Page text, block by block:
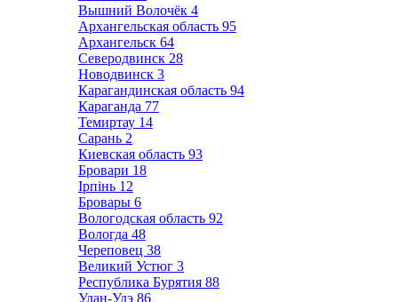
Вышний Волочёк 4
Архангельская область 95
Архангельск 64
Северодвинск 28
Новодвинск 3
Карагандинская область 94
Караганда 77
Темиртау 14
Сарань 2
Киевская область 93
Бровари 18
Ірпінь 12
Бровары 6
Вологодская область 92
Вологда 48
Череповец 38
Великий Устюг 3
Республика Бурятия 88
Улан-Удэ 86